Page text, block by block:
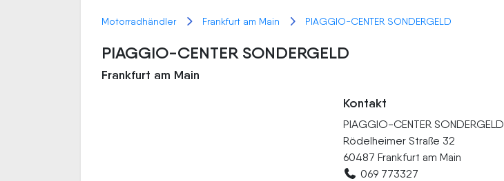
Motorradhändler Frankfurt am Main PIAGGIO-CENTER SONDERGELD
PIAGGIO-CENTER SONDERGELD
Frankfurt am Main
Kontakt
PIAGGIO-CENTER SONDERGELD
Rödelheimer Straße 32
60487 Frankfurt am Main
069 773327